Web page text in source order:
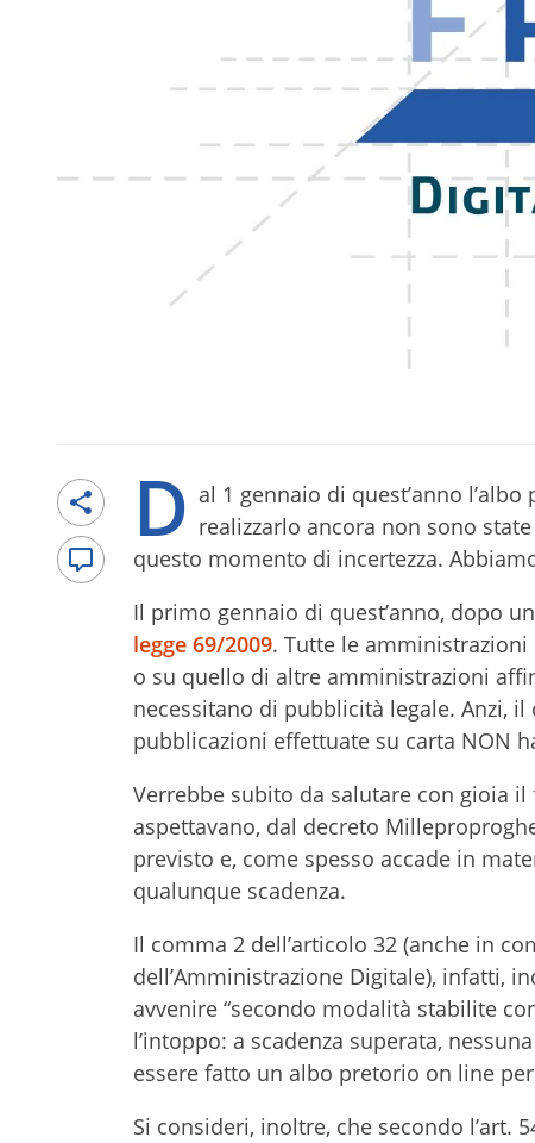
D al 1 gennaio di quest’anno
realizzarlo ancora non sono
questo momento di incertezza.
Il primo gennaio di quest’anno, dopo
legge 69/2009. Tutte le
o su quello di altre amministrazioni
necessitano di pubblicità legale. Anzi,
pubblicazioni effettuate su carta NON
Verrebbe subito da salutare con gioia
aspettavano, dal decreto
previsto e, come spesso accade in
qualunque scadenza.
Il comma 2 dell’articolo 32 (anche in
dell’Amministrazione Digitale), infatti,
avvenire “secondo modalità stabilite
l’intoppo: a scadenza superata,
essere fatto un albo pretorio on line per
Si consideri, inoltre, che secondo l’art.